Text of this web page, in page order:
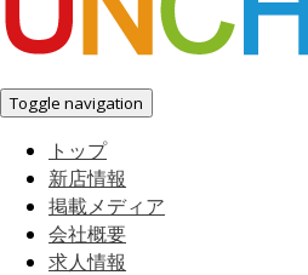
Toggle navigation
トップ
新店情報
掲載メディア
会社概要
求人情報